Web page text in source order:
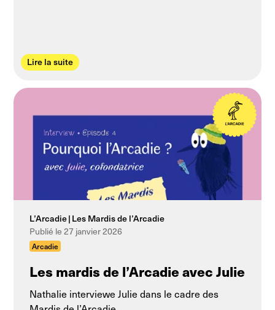
Lire la suite
L’Arcadie Les Mardis de l’Arcadie
Publié le 27 janvier 2026
Arcadie
Les mardis de l’Arcadie avec Julie
Nathalie interviewe Julie dans le cadre des